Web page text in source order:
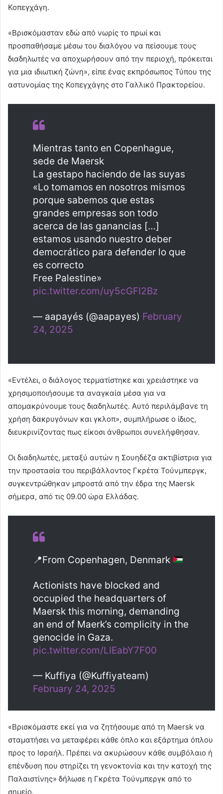
Κοπεγχάγη.
«Βρισκόμασταν εδώ από νωρίς το πρωί και
προσπαθήσαμε μέσω του διαλόγου να πείσουμε τους
διαδηλωτές να αποχωρήσουν από την περιοχή, πρόκειται
για μια ιδιωτική ζώνη», είπε ένας εκπρόσωπος Τύπου της
αστυνομίας της Κοπεγχάγης στο Γαλλικό Πρακτορείου.
Mientras tanto en Copenhague,
sede de Maersk
La gestapo haciendo de las suyas
«Lo tomamos en nosotros mismos
porque sabemos que estas
grandes empresas son todo
acerca de las ganancias […]
estamos usando nuestro deber
democrático para defender lo que
es correcto
Free Palestine»
pic.twitter.com/uy5cGFI2Bz
— aapayés (@aapayes) February
24, 2025
«Εντέλει, ο διάλογος τερματίστηκε και χρειάστηκε να
χρησιμοποιήσουμε τα αναγκαία μέσα για να
απομακρύνουμε τους διαδηλωτές. Αυτό περιλάμβανε τη
χρήση δακρυγόνων και γκλοπ», συμπλήρωσε ο ίδιος,
διευκρινίζοντας πως είκοσι άνθρωποι συνελήφθησαν.
Οι διαδηλωτές, μεταξύ αυτών η Σουηδέζα ακτιβίστρια για
την προστασία του περιβάλλοντος Γκρέτα Τούνμπεργκ,
συγκεντρώθηκαν μπροστά από την έδρα της Maersk
σήμερα, από τις 09.00 ώρα Ελλάδας.
📍From Copenhagen, Denmark
Actionists have blocked and
occupied the headquarters of
Maersk this morning, demanding
an end of Maerk’s complicity in the
genocide in Gaza.
pic.twitter.com/LIEabY7F00
— Kuffiya (@Kuffiyateam)
February 24, 2025
«Βρισκόμαστε εκεί για να ζητήσουμε από τη Maersk να
σταματήσει να μεταφέρει κάθε όπλο και εξάρτημα όπλου
προς το Ισραήλ. Πρέπει να ακυρώσουν κάθε συμβόλαιο ή
επένδυση που στηρίζει τη γενοκτονία και την κατοχή της
Παλαιστίνης» δήλωσε η Γκρέτα Τούνμπεργκ από το
σημείο.